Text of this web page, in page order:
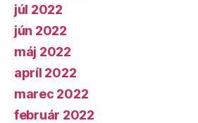
júl 2022
jún 2022
máj 2022
apríl 2022
marec 2022
február 2022